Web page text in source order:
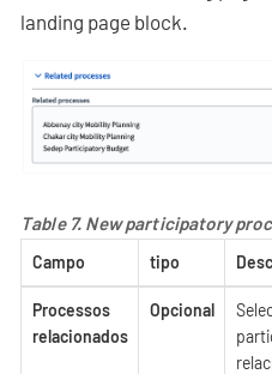
landing page block.
Table 7. New participatory
Campo tipo
Processos
relacionados
Opcional